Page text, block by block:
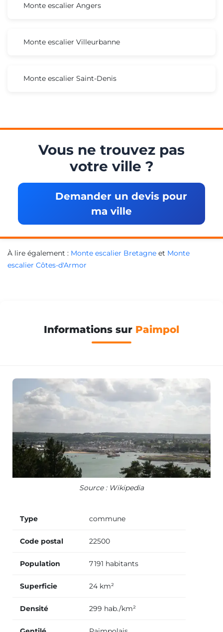
Monte escalier Angers
Monte escalier Villeurbanne
Monte escalier Saint-Denis
Vous ne trouvez pas
votre ville ?
Demander un devis pour
ma ville
À lire également : Monte escalier Bretagne et Monte
escalier Côtes-d'Armor
Informations sur Paimpol
Source : Wikipedia
Type commune
Code postal 22500
Population 7 191 habitants
Superficie 24 km²
Densité 299 hab./km²